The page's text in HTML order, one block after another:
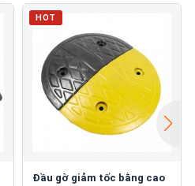
HOT
Đầu gờ giảm tốc bằng cao